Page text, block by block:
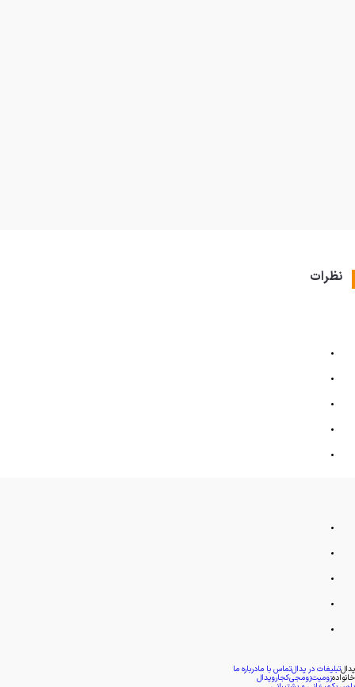
نظرات
پدالتبلیغات در پدالتماس با مادرباره ما
خانوادهزومیتزومجیکجاروپدال